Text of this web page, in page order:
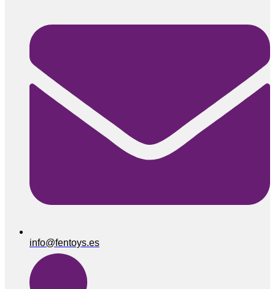
info@fentoys.es